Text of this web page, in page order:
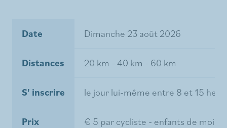
Date Dimanche 23 août 2026
Distances 20 km - 40 km - 60 km
S' inscrire le jour lui-même entre 8 et 15
Prix € 5 par cycliste - enfants de moins